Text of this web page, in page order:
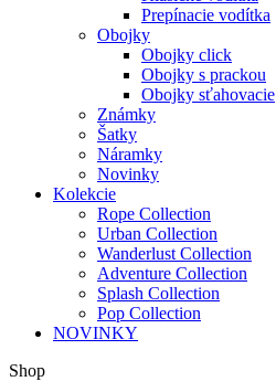
Prepínacie vodítka
Obojky
Obojky click
Obojky s prackou
Obojky sťahovacie
Známky
Šatky
Náramky
Novinky
Kolekcie
Rope Collection
Urban Collection
Wanderlust Collection
Adventure Collection
Splash Collection
Pop Collection
NOVINKY
Shop